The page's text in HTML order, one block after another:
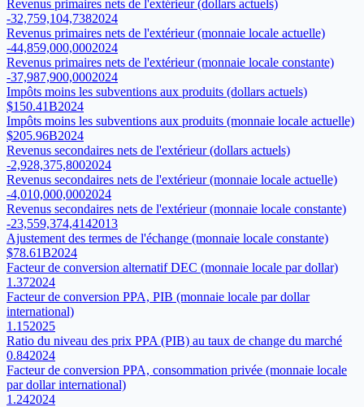
Revenus primaires nets de l'extérieur (dollars actuels)
-32,759,104,7382024
Revenus primaires nets de l'extérieur (monnaie locale actuelle)
-44,859,000,0002024
Revenus primaires nets de l'extérieur (monnaie locale constante)
-37,987,900,0002024
Impôts moins les subventions aux produits (dollars actuels)
$150.41B2024
Impôts moins les subventions aux produits (monnaie locale actuelle)
$205.96B2024
Revenus secondaires nets de l'extérieur (dollars actuels)
-2,928,375,8002024
Revenus secondaires nets de l'extérieur (monnaie locale actuelle)
-4,010,000,0002024
Revenus secondaires nets de l'extérieur (monnaie locale constante)
-23,559,374,4142013
Ajustement des termes de l'échange (monnaie locale constante)
$78.61B2024
Facteur de conversion alternatif DEC (monnaie locale par dollar)
1.372024
Facteur de conversion PPA, PIB (monnaie locale par dollar
international)
1.152025
Ratio du niveau des prix PPA (PIB) au taux de change du marché
0.842024
Facteur de conversion PPA, consommation privée (monnaie locale
par dollar international)
1.242024